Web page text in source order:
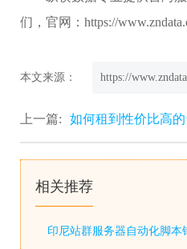
们，官网：https://
本文来源： https://
上一篇: 如何租到性价比高
相关推荐
印尼站群服务器自动化脚本